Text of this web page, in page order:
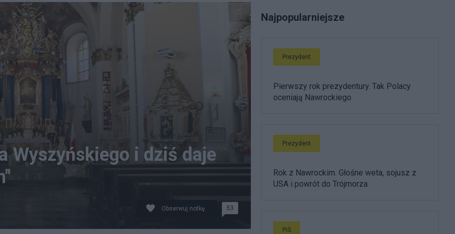
Wyszyńskiego i dziś daje
Obserwuj notkę 53
Najpopularniejsze
Prezydent
Pierwszy rok prezydentury. Tak Polacy
oceniają Nawrockiego
Prezydent
Rok z Nawrockim. Głośne weta, sojusz z
USA i powrót do Trójmorza
PiS